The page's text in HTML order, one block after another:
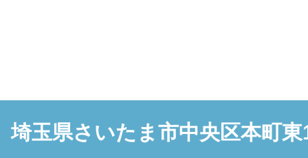
埼玉県さいたま市中央区本町東